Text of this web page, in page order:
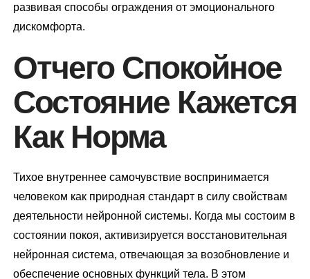
развивая способы ограждения от эмоционального
дискомфорта.
Отчего Спокойное
Состояние Кажется
Как Норма
Тихое внутреннее самочувствие воспринимается
человеком как природная стандарт в силу свойствам
деятельности нейронной системы. Когда мы состоим в
состоянии покоя, активизируется восстановительная
нейронная система, отвечающая за возобновление и
обеспечение основных функций тела. В этом